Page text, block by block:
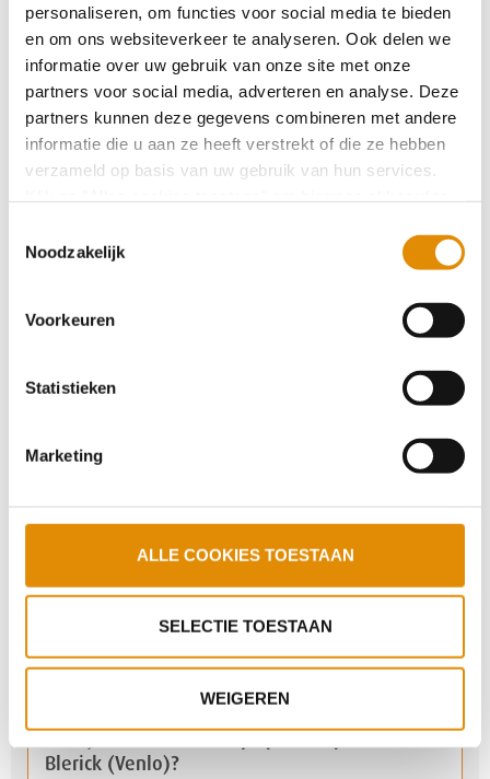
personaliseren, om functies voor social media te bieden
en om ons websiteverkeer te analyseren. Ook delen we
informatie over uw gebruik van onze site met onze
partners voor social media, adverteren en analyse. Deze
partners kunnen deze gegevens combineren met andere
informatie die u aan ze heeft verstrekt of die ze hebben
verzameld op basis van uw gebruik van hun services.
Op onze privacypagina kunt u meer lezen over onze
cookies en via de cookie-instellingen button linksonder op
onze website kan je je toestemming op elk moment
wijzigen.
Noodzakelijk
Voorkeuren
Statistieken
Marketing
ALLE COOKIES TOESTAAN
SELECTIE TOESTAAN
WEIGEREN
bestuurder
Een voorspoedig 2024
Ontmoetingsdag voor werkzoekenden
ervaringsdeskundigheid staat
Groene vingers en goede gesprekken
Blerick (Venlo)?